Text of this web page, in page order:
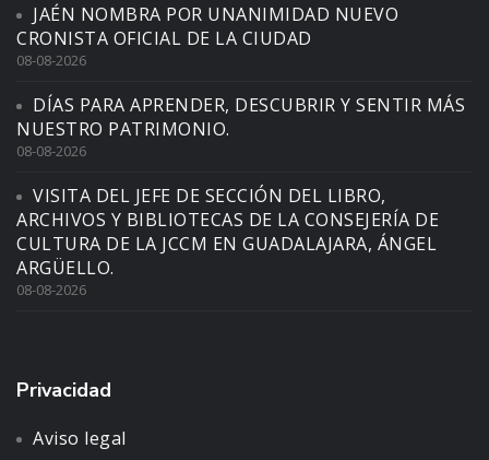
JAÉN NOMBRA POR UNANIMIDAD NUEVO
CRONISTA OFICIAL DE LA CIUDAD
08-08-2026
DÍAS PARA APRENDER, DESCUBRIR Y SENTIR MÁS
NUESTRO PATRIMONIO.
08-08-2026
VISITA DEL JEFE DE SECCIÓN DEL LIBRO,
ARCHIVOS Y BIBLIOTECAS DE LA CONSEJERÍA DE
CULTURA DE LA JCCM EN GUADALAJARA, ÁNGEL
ARGÜELLO.
08-08-2026
Privacidad
Aviso legal